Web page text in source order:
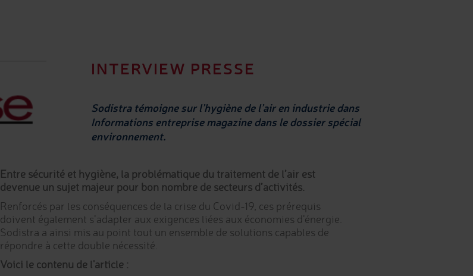
INTERVIEW PRESSE
Sodistra témoigne sur l’hygiène de l’air en industrie dans
Informations entreprise magazine dans le dossier spécial
environnement.
Entre sécurité et hygiène, la problématique du traitement de l’air est
devenue un sujet majeur pour bon nombre de secteurs d’activités.
Renforcés par les conséquences de la crise du Covid-19, ces prérequis
doivent également s’adapter aux exigences liées aux économies d’énergie.
Sodistra a ainsi mis au point tout un ensemble de solutions capables de
répondre à cette double nécessité.
Voici le contenu de l'article :